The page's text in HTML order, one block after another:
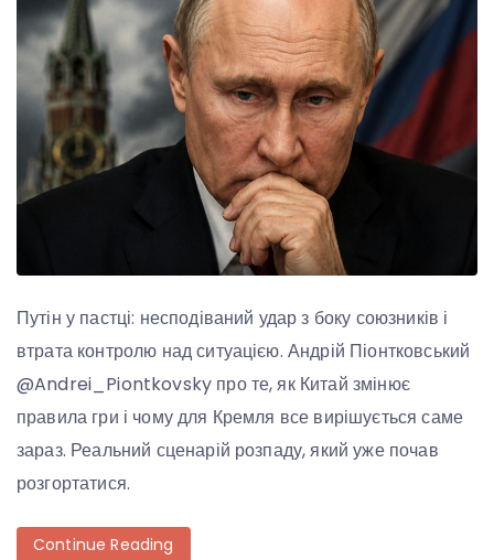
Путін у пастці: несподіваний удар з боку союзників і
втрата контролю над ситуацією. Андрій Піонтковський
@Andrei_Piontkovsky про те, як Китай змінює
правила гри і чому для Кремля все вирішується саме
зараз. Реальний сценарій розпаду, який уже почав
розгортатися.
Continue Reading